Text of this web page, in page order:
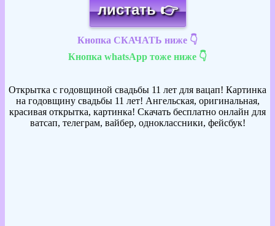
листать 👉
Кнопка СКАЧАТЬ ниже 👇
Кнопка whatsApp тоже ниже 👇
Открытка с годовщиной свадьбы 11 лет для вацап! Картинка
на годовщину свадьбы 11 лет! Ангельская, оригинальная,
красивая открытка, картинка! Скачать бесплатно онлайн для
ватсап, телеграм, вайбер, одноклассники, фейсбук!